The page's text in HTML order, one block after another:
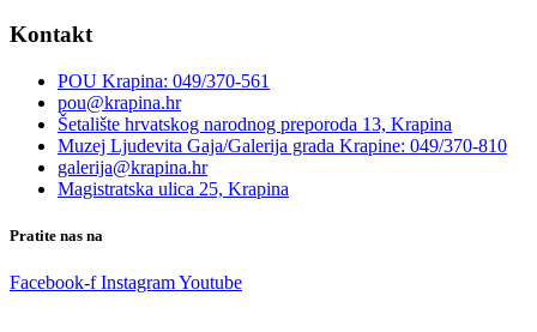
Kontakt
POU Krapina: 049/370-561
pou@krapina.hr
Šetalište hrvatskog narodnog preporoda 13, Krapina
Muzej Ljudevita Gaja/Galerija grada Krapine: 049/370-810
galerija@krapina.hr
Magistratska ulica 25, Krapina
Pratite nas na
Facebook-f InstagramYoutube